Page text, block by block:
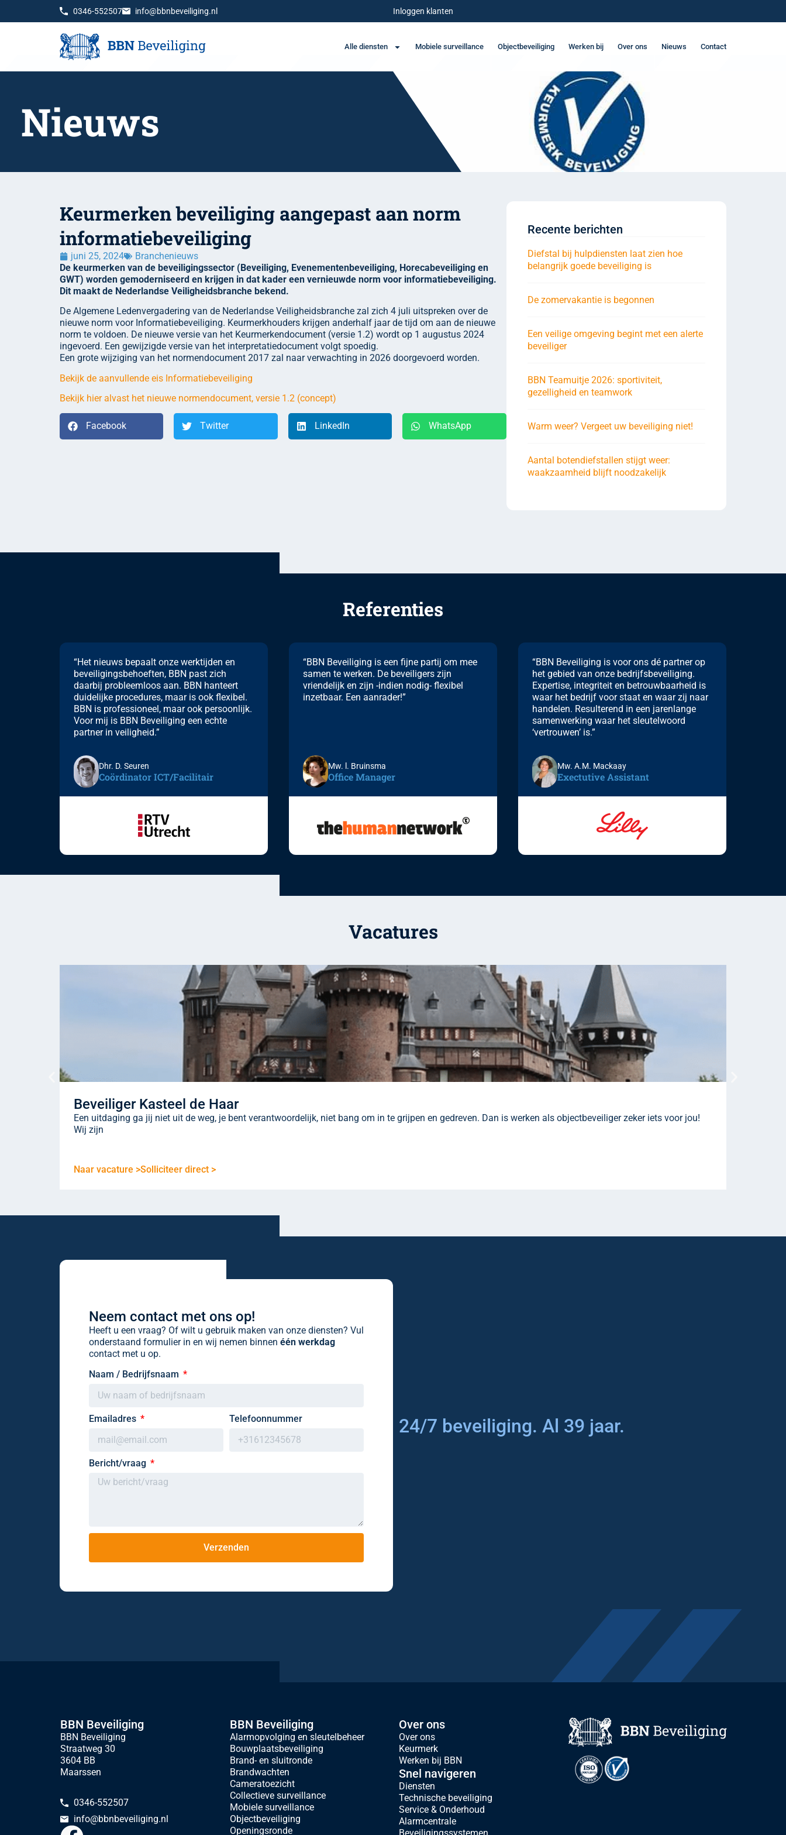
0346-552507 info@bbnbeveiliging.nl Inloggen klanten
Alle diensten Mobiele surveillance Objectbeveiliging Werken bij Over ons Nieuws Contact
Nieuws
Keurmerken beveiliging aangepast aan norm
informatiebeveiliging
juni 25, 2024
Branchenieuws
De keurmerken van de beveiligingssector (Beveiliging, Evenementenbeveiliging, Horecabeveiliging en
GWT) worden gemoderniseerd en krijgen in dat kader een vernieuwde norm voor informatiebeveiliging.
Dit maakt de Nederlandse Veiligheidsbranche bekend.
De Algemene Ledenvergadering van de Nederlandse Veiligheidsbranche zal zich 4 juli uitspreken over de
nieuwe norm voor Informatiebeveiliging. Keurmerkhouders krijgen anderhalf jaar de tijd om aan de nieuwe
norm te voldoen. De nieuwe versie van het Keurmerkendocument (versie 1.2) wordt op 1 augustus 2024
ingevoerd. Een gewijzigde versie van het interpretatiedocument volgt spoedig.
Een grote wijziging van het normendocument 2017 zal naar verwachting in 2026 doorgevoerd worden.
Bekijk de aanvullende eis Informatiebeveiliging
Bekijk hier alvast het nieuwe normendocument, versie 1.2 (concept)
Facebook Twitter LinkedIn WhatsApp
Recente berichten
Diefstal bij hulpdiensten laat zien hoe
belangrijk goede beveiliging is
De zomervakantie is begonnen
Een veilige omgeving begint met een alerte
beveiliger
BBN Teamuitje 2026: sportiviteit,
gezelligheid en teamwork
Warm weer? Vergeet uw beveiliging niet!
Aantal botendiefstallen stijgt weer:
waakzaamheid blijft noodzakelijk
Referenties
“Het nieuws bepaalt onze werktijden en
beveiligingsbehoeften, BBN past zich
daarbij probleemloos aan. BBN hanteert
duidelijke procedures, maar is ook flexibel.
BBN is professioneel, maar ook persoonlijk.
Voor mij is BBN Beveiliging een echte
partner in veiligheid.”
Dhr. D. Seuren
Coördinator ICT/Facilitair
“BBN Beveiliging is een fijne partij om mee
samen te werken. De beveiligers zijn
vriendelijk en zijn -indien nodig- flexibel
inzetbaar. Een aanrader!”
Mw. l. Bruinsma
Office Manager
“BBN Beveiliging is voor ons dé partner op
het gebied van onze bedrijfsbeveiliging.
Expertise, integriteit en betrouwbaarheid is
waar het bedrijf voor staat en waar zij naar
handelen. Resulterend in een jarenlange
samenwerking waar het sleutelwoord
‘vertrouwen’ is.”
Mw. A.M. Mackaay
Exectutive Assistant
Vacatures
Beveiliger Kasteel de Haar
Een uitdaging ga jij niet uit de weg, je bent verantwoordelijk, niet bang om in te grijpen en gedreven. Dan is werken als objectbeveiliger zeker iets voor jou!
Wij zijn
Naar vacature >Solliciteer direct >
Neem contact met ons op!
Heeft u een vraag? Of wilt u gebruik maken van onze diensten? Vul
onderstaand formulier in en wij nemen binnen één werkdag
contact met u op.
Naam / Bedrijfsnaam
Emailadres Telefoonnummer
Bericht/vraag
Verzenden
24/7 beveiliging. Al 39 jaar.
BBN Beveiliging
BBN Beveiliging
Straatweg 30
3604 BB
Maarssen
0346-552507
info@bbnbeveiliging.nl
BBN Beveiliging
Alarmopvolging en sleutelbeheer
Bouwplaatsbeveiliging
Brand- en sluitronde
Brandwachten
Cameratoezicht
Collectieve surveillance
Mobiele surveillance
Objectbeveiliging
Openingsronde
Over ons
Over ons
Keurmerk
Werken bij BBN
Snel navigeren
Diensten
Technische beveiliging
Service & Onderhoud
Alarmcentrale